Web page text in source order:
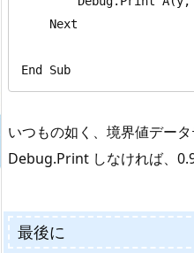
End Sub
いつもの如く、境界値データ
Debug.Print しなければ、0.9
最後に